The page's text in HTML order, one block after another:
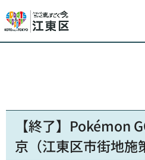
【終了】Pokémon
京（江東区市街地施